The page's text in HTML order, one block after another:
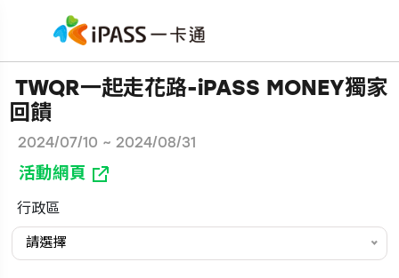
TWQR一起走花路-iPASS MONEY獨家
回饋
2024/07/10 ~ 2024/08/31
活動網頁
行政區
請選擇